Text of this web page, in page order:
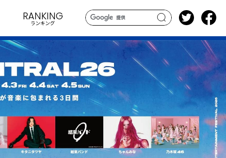
search
RANKING
ランキング